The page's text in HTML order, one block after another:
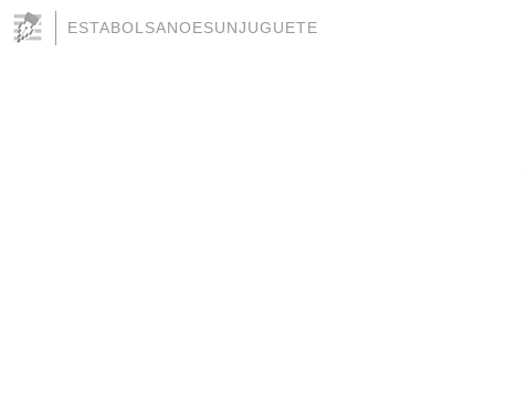
ESTABOLSANOESUNJUGUETE